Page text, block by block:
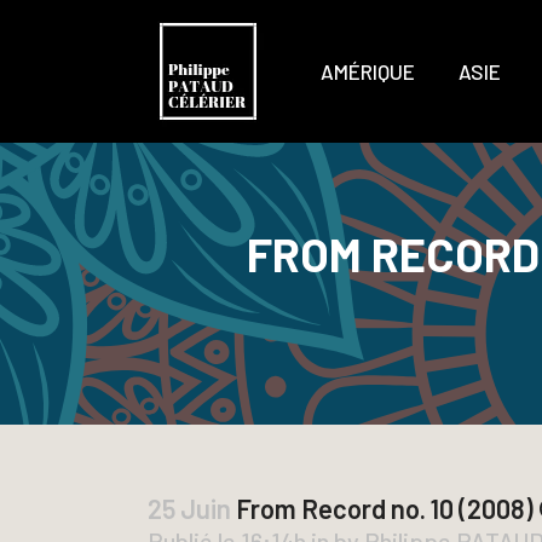
AMÉRIQUE ASIE
FROM
25 Juin From Record no. 10